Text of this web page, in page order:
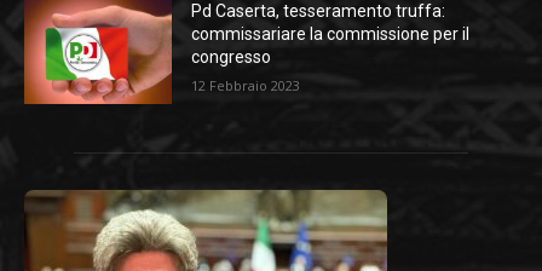
Pd Caserta, tesseramento truffa:
commissariare la commissione per il
congresso
12 Febbraio 2023